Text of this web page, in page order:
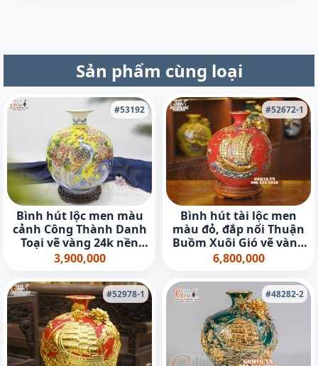
Sản phẩm cùng loại
#53192
Bình hút lộc men màu
cảnh Công Thành Danh
Toại vẽ vàng 24k nền
vàng, cao 30cm
3,900,000
#52672-1
Bình hút tài lộc men
màu đỏ, đắp nổi Thuận
Buồm Xuôi Gió vẽ vàng
24k, cao 28cm
6,800,000
#52978-1 #48282-2